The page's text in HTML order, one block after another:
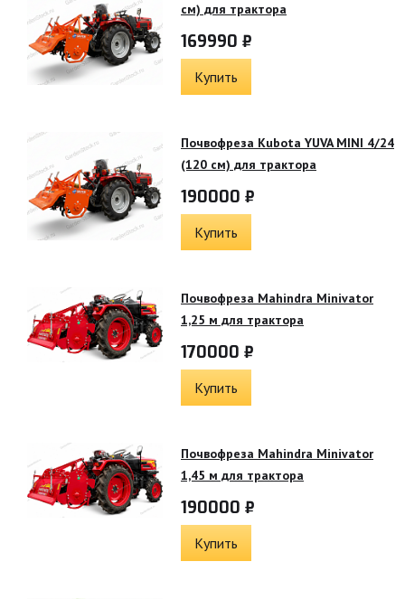
см) для трактора
169990 ₽
Купить
Почвофреза Kubota YUVA MINI 4/24
(120 см) для трактора
190000 ₽
Купить
Почвофреза Mahindra Minivator
1,25 м для трактора
170000 ₽
Купить
Почвофреза Mahindra Minivator
1,45 м для трактора
190000 ₽
Купить